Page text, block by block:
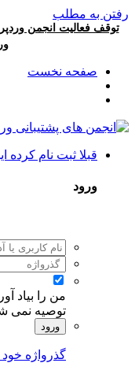
رفتن به مطلب
توقف فعالیت انجمن
صفحه نخست
قبلا ثبت نام کرده
ورود
من را بیاد آور
توصیه نمی
ورود
گذرواژه